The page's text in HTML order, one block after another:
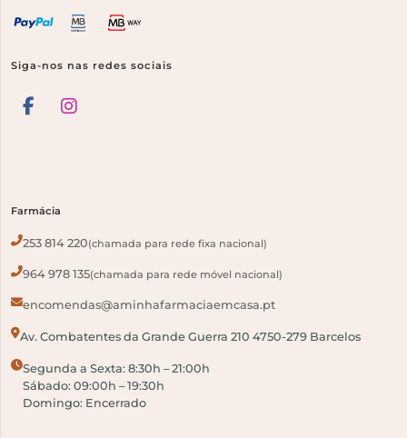
Siga-nos nas redes sociais
Farmácia
253 814 220(chamada para rede fixa nacional)
964 978 135(chamada para rede móvel nacional)
encomendas@aminhafarmaciaemcasa.pt
Av. Combatentes da Grande Guerra 210 4750-279 Barcelos
Segunda a Sexta: 8:30h – 21:00h
Sábado: 09:00h – 19:30h
Domingo: Encerrado